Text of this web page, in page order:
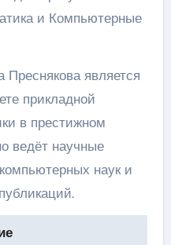
и Компьютерные
является
прикладной
в престижном
ведёт научные
наук и